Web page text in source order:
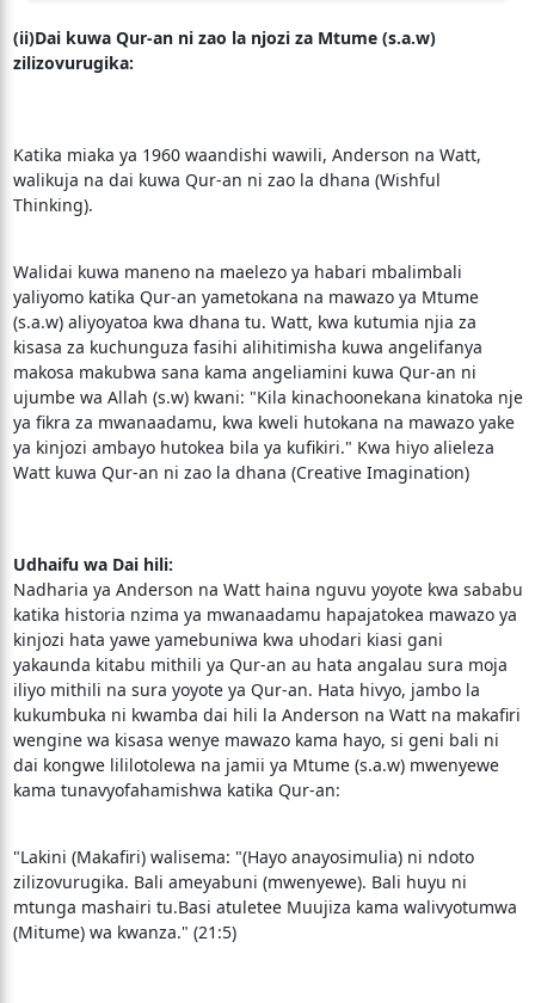
(ii)Dai kuwa Qur-an ni zao la njozi za Mtume (s.a.w)
zilizovurugika:
Katika miaka ya 1960 waandishi wawili, Anderson na Watt,
walikuja na dai kuwa Qur-an ni zao la dhana (Wishful
Thinking).
Walidai kuwa maneno na maelezo ya habari mbalimbali
yaliyomo katika Qur-an yametokana na mawazo ya Mtume
(s.a.w) aliyoyatoa kwa dhana tu. Watt, kwa kutumia njia za
kisasa za kuchunguza fasihi alihitimisha kuwa angelifanya
makosa makubwa sana kama angeliamini kuwa Qur-an ni
ujumbe wa Allah (s.w) kwani: "Kila kinachoonekana kinatoka nje
ya fikra za mwanaadamu, kwa kweli hutokana na mawazo yake
ya kinjozi ambayo hutokea bila ya kufikiri." Kwa hiyo alieleza
Watt kuwa Qur-an ni zao la dhana (Creative Imagination)
Udhaifu wa Dai hili:
Nadharia ya Anderson na Watt haina nguvu yoyote kwa sababu
katika historia nzima ya mwanaadamu hapajatokea mawazo ya
kinjozi hata yawe yamebuniwa kwa uhodari kiasi gani
yakaunda kitabu mithili ya Qur-an au hata angalau sura moja
iliyo mithili na sura yoyote ya Qur-an. Hata hivyo, jambo la
kukumbuka ni kwamba dai hili la Anderson na Watt na makafiri
wengine wa kisasa wenye mawazo kama hayo, si geni bali ni
dai kongwe lililotolewa na jamii ya Mtume (s.a.w) mwenyewe
kama tunavyofahamishwa katika Qur-an:
"Lakini (Makafiri) walisema: "(Hayo anayosimulia) ni ndoto
zilizovurugika. Bali ameyabuni (mwenyewe). Bali huyu ni
mtunga mashairi tu.Basi atuletee Muujiza kama walivyotumwa
(Mitume) wa kwanza." (21:5)